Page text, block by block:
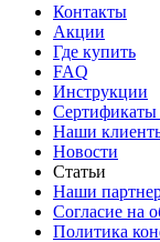
Контакты
Акции
Где купить
FAQ
Инструкции
Сертификаты
Наши
Новости
Статьи
Наши
Согласие на
Политика